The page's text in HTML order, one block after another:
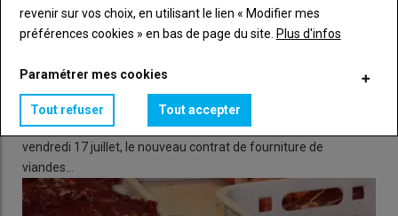
charcuterie fabriquée en France
Ces améliorations nutritionnelles, pour rappel, ne concernent
pas les produits importés de charcuterie, qui représentent déjà
une charcuterie sur cinq en rayon», rappelle Christiane
Lambert, précisant que ces engagements s’appliquent
uniquement aux produits portant le logo le porc français.
Poulet : 72 % des approvisionnements de McDonald's
couverts par un contrat avec LDC et ses partenaires
28 juillet 2026
La chaîne de restauration rapide McDonald’s France a signé,
vendredi 17 juillet, le nouveau contrat de fourniture de
viandes…
revenir sur vos choix, en utilisant le lien « Modifier mes
préférences cookies » en bas de page du site. Plus d'infos
Paramétrer mes cookies
Tout refuser Tout accepter